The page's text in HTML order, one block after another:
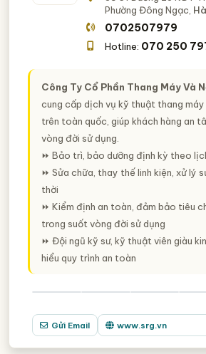
Phường Đông Ngạc,
0702507979
Hotline: 070 250
Công Ty Cổ Phần Thang Máy Và
cung cấp dịch vụ kỹ thuật thang máy
trên toàn quốc, giúp khách hàng an
vòng đời sử dụng.
⏩ Bảo trì, bảo dưỡng định kỳ theo
⏩ Sửa chữa, thay thế linh kiện, xử lý
thời
⏩ Kiểm định an toàn, đảm bảo tiêu
trong suốt vòng đời sử dụng
⏩ Đội ngũ kỹ sư, kỹ thuật viên giàu
hiểu quy trình an toàn
Gửi Email www.srg.vn